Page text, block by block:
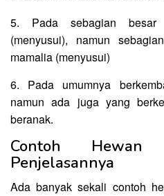
5. Pada sebagian besar
(menyusui), namun
mamalia (menyusui)
6. Pada umumnya
namun ada juga yang
beranak.
Contoh Hewan
Penjelasannya
Ada banyak sekali contoh